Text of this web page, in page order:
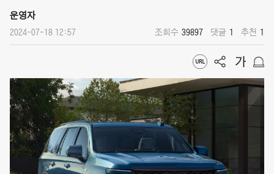
운영자
2024-07-18 12:57 조회수 39897 댓글 1 추천 1